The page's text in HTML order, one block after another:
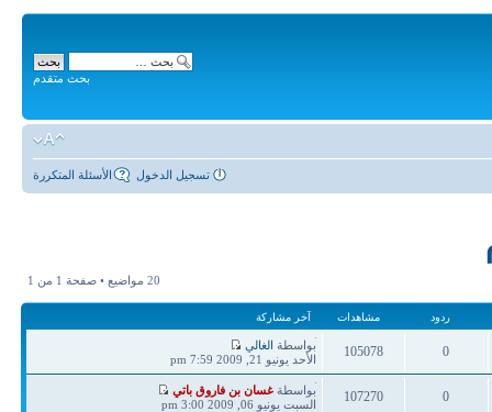
بحث متقدم
الأسئلة المتكررة تسجيل الدخول
20 مواضيع • صفحة 1 من 1
ردود مشاهدات آخر مشاركة
0
ردود
105078
مشاهدات
آخر
مشاركة
بواسطة الغالي
الأحد يونيو 21, 2009 7:59 pm
0
107270
آخر
مشاركة
بواسطةغسان بن فاروق باتي
السبت يونيو 06, 2009 3:00 pm